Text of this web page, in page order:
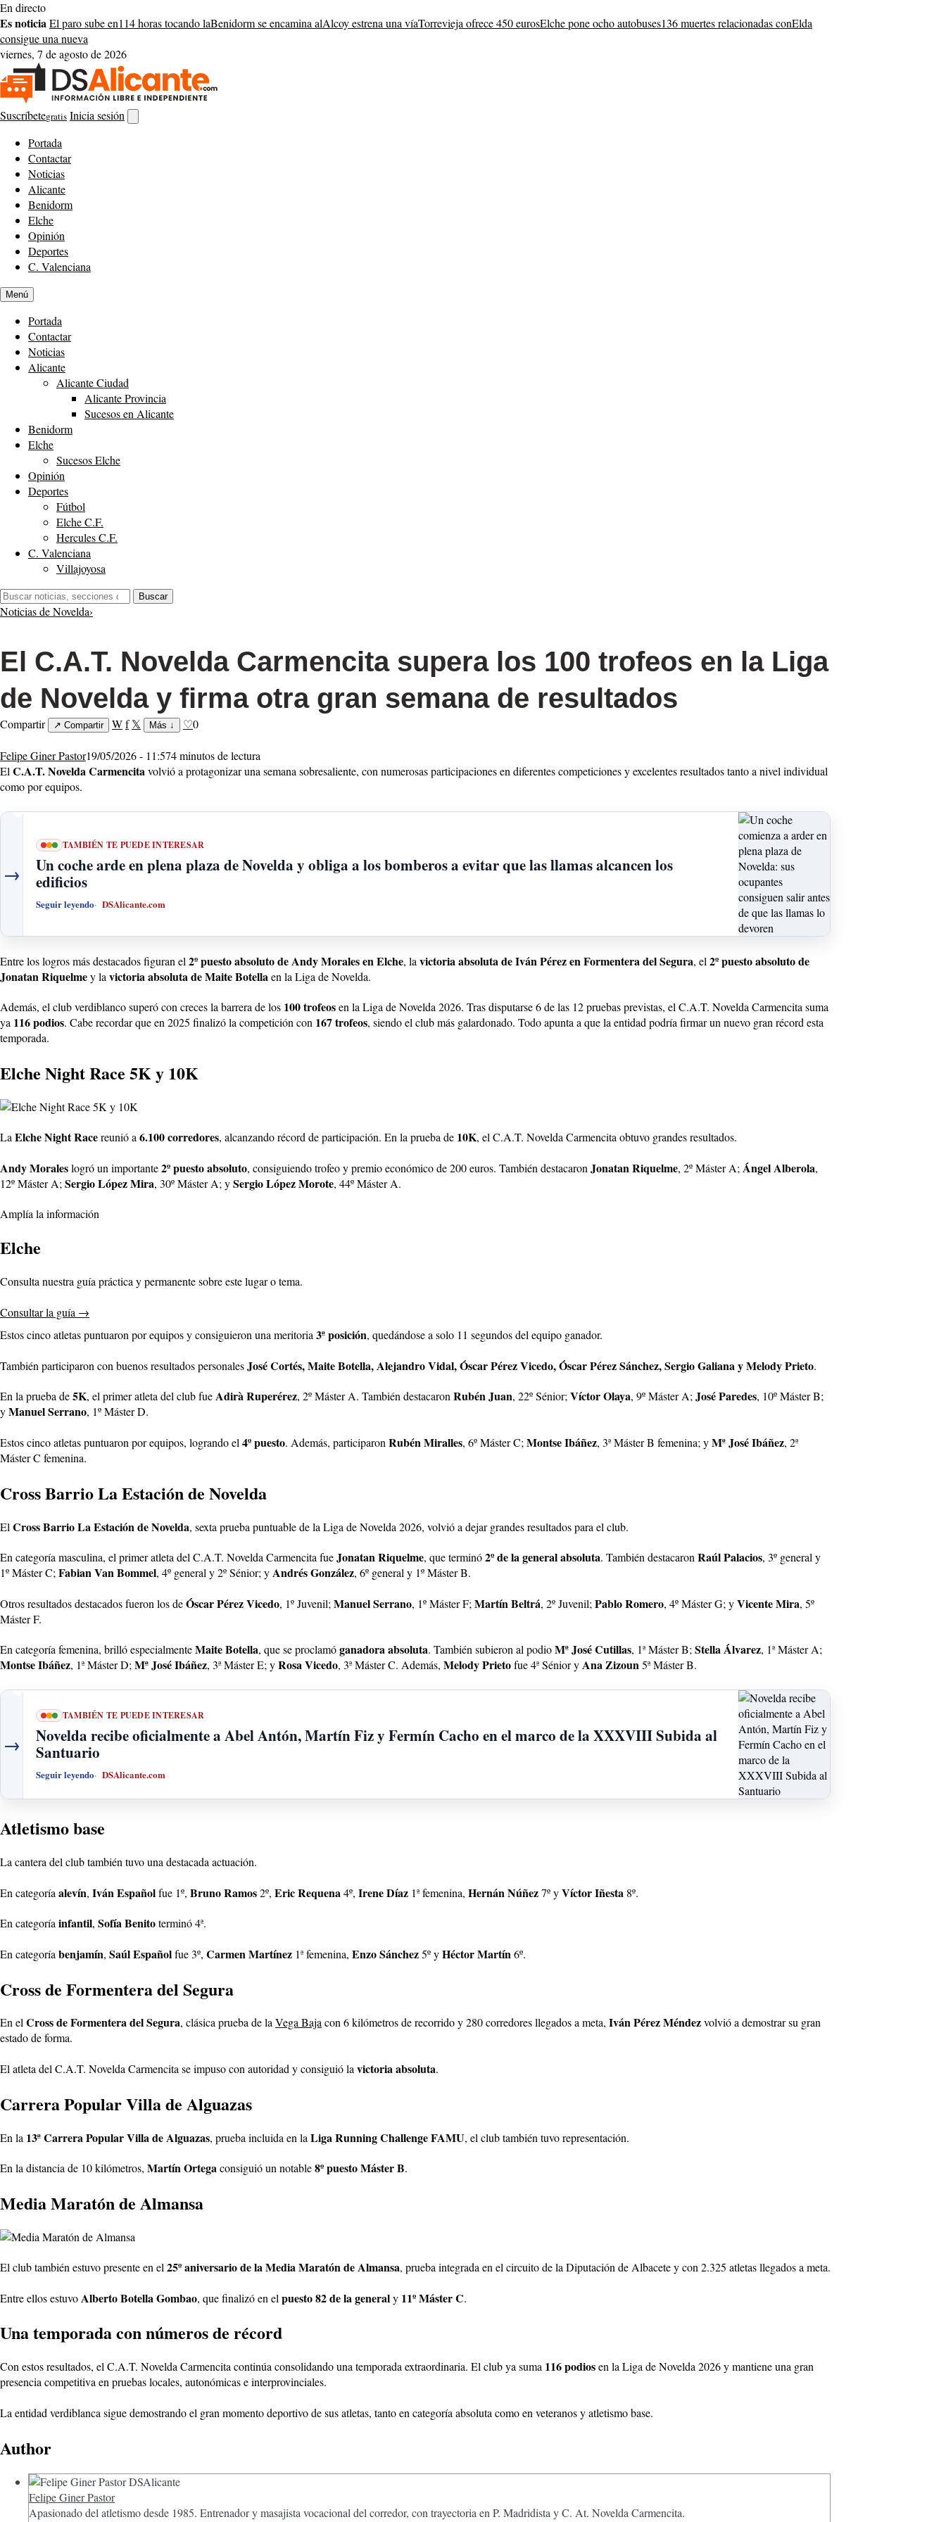
Saltar
al
contenido
En directo
Es noticiaEl paro sube en114 horas tocando laBenidorm se encamina alAlcoy estrena una víaTorrevieja ofrece 450 eurosElche pone ocho autobuses136 muertes relacionadas conElda
consigue una nueva
viernes, 7 de agosto de 2026
Suscríbetegratis Inicia sesión
buscador
Portada
Contactar
Noticias
Alicante
Benidorm
Elche
Opinión
Deportes
C. Valenciana
Menú
Portada
Contactar
Noticias
Alicante
Alicante Ciudad
Alicante Provincia
Sucesos en Alicante
Benidorm
Elche
Sucesos Elche
Opinión
Deportes
Fútbol
Elche C.F.
Hercules C.F.
C. Valenciana
Villajoyosa
Buscar:
Buscar
Noticias de Novelda›
El C.A.T. Novelda Carmencita supera los 100 trofeos en la Liga
de Novelda y firma otra gran semana de resultados
Compartir ↗ Compartir Wf 𝕏 Más ↓ ♡0
Felipe Giner Pastor19/05/2026 - 11:574 minutos de lectura
El C.A.T. Novelda Carmencita volvió a protagonizar una semana sobresaliente, con numerosas participaciones en diferentes competiciones y excelentes resultados tanto a nivel individual
como por equipos.
→
TAMBIÉN TE PUEDE INTERESAR
Un coche arde en plena plaza de Novelda y obliga a los bomberos a evitar que las llamas alcancen los
edificios
Seguir leyendo DSAlicante.com
Entre los logros más destacados figuran el 2º puesto absoluto de Andy Morales en Elche, la victoria absoluta de Iván Pérez en Formentera del Segura, el 2º puesto absoluto de
Jonatan Riquelmey la victoria absoluta de Maite Botella en la Liga de Novelda.
Además, el club verdiblanco superó con creces la barrera de los 100 trofeosen la Liga de Novelda 2026. Tras disputarse 6 de las 12 pruebas previstas, el C.A.T. Novelda Carmencita suma
ya 116 podios. Cabe recordar que en 2025 finalizó la competición con 167 trofeos, siendo el club más galardonado. Todo apunta a que la entidad podría firmar un nuevo gran récord esta
temporada.
Elche Night Race 5K y 10K
LaElche Night Racereunió a6.100 corredores, alcanzando récord de participación. En la prueba de 10K, el C.A.T. Novelda Carmencita obtuvo grandes resultados.
Andy Moraleslogró un importante2º puesto absoluto, consiguiendo trofeo y premio económico de 200 euros. También destacaron Jonatan Riquelme, 2º Máster A; Ángel Alberola,
12º Máster A; Sergio López Mira, 30º Máster A; ySergio López Morote, 44º Máster A.
Amplía la información
Elche
Consulta nuestra guía práctica y permanente sobre este lugar o tema.
Consultar la guía →
Estos cinco atletas puntuaron por equipos y consiguieron una meritoria3ª posición, quedándose a solo 11 segundos del equipo ganador.
También participaron con buenos resultados personalesJosé Cortés, Maite Botella, Alejandro Vidal, Óscar Pérez Vicedo, Óscar Pérez Sánchez, Sergio Galiana y Melody Prieto.
En la prueba de5K, el primer atleta del club fueAdirà Ruperérez, 2º Máster A. También destacaronRubén Juan, 22º Sénior;Víctor Olaya, 9º Máster A;José Paredes, 10º Máster B;
yManuel Serrano, 1º Máster D.
Estos cinco atletas puntuaron por equipos, logrando el 4º puesto. Además, participaron Rubén Miralles, 6º Máster C; Montse Ibáñez, 3ª Máster B femenina; yMª José Ibáñez, 2ª
Máster C femenina.
Cross Barrio La Estación de Novelda
El Cross Barrio La Estación de Novelda, sexta prueba puntuable de la Liga de Novelda 2026, volvió a dejar grandes resultados para el club.
En categoría masculina, el primer atleta del C.A.T. Novelda Carmencita fueJonatan Riquelme, que terminó2º de la general absoluta. También destacaron Raúl Palacios, 3º general y
1º Máster C; Fabian Van Bommel, 4º general y 2º Sénior; yAndrés González, 6º general y 1º Máster B.
Otros resultados destacados fueron los deÓscar Pérez Vicedo, 1º Juvenil; Manuel Serrano, 1º Máster F; Martín Beltrá, 2º Juvenil; Pablo Romero, 4º Máster G; yVicente Mira, 5º
Máster F.
En categoría femenina, brilló especialmenteMaite Botella, que se proclamóganadora absoluta. También subieron al podioMª José Cutillas, 1ª Máster B;Stella Álvarez, 1ª Máster A;
Montse Ibáñez, 1ª Máster D;Mª José Ibáñez, 3ª Máster E; yRosa Vicedo, 3ª Máster C. Además, Melody Prietofue 4ª Sénior yAna Zizoun5ª Máster B.
→
TAMBIÉN TE PUEDE INTERESAR
Novelda recibe oficialmente a Abel Antón, Martín Fiz y Fermín Cacho en el marco de la XXXVIII Subida al
Santuario
Seguir leyendo DSAlicante.com
Atletismo base
La cantera del club también tuvo una destacada actuación.
En categoría alevín, Iván Españolfue 1º, Bruno Ramos2º, Eric Requena4º, Irene Díaz 1ª femenina, Hernán Núñez7º yVíctor Iñesta 8º.
En categoríainfantil, Sofía Benitoterminó 4ª.
En categoría benjamín, Saúl Españolfue 3º, Carmen Martínez 1ª femenina, Enzo Sánchez5º yHéctor Martín6º.
Cross de Formentera del Segura
En elCross de Formentera del Segura, clásica prueba de laVega Bajacon 6 kilómetros de recorrido y 280 corredores llegados a meta, Iván Pérez Méndezvolvió a demostrar su gran
estado de forma.
El atleta del C.A.T. Novelda Carmencita se impuso con autoridad y consiguió la victoria absoluta.
Carrera Popular Villa de Alguazas
En la 13ª Carrera Popular Villa de Alguazas, prueba incluida en la Liga Running Challenge FAMU, el club también tuvo representación.
En la distancia de 10 kilómetros, Martín Ortegaconsiguió un notable8º puesto Máster B.
Media Maratón de Almansa
El club también estuvo presente en el25º aniversario de la Media Maratón de Almansa, prueba integrada en el circuito de la Diputación de Albacete y con 2.325 atletas llegados a meta.
Entre ellos estuvoAlberto Botella Gombao, que finalizó en el puesto 82 de la generaly 11º Máster C.
Una temporada con números de récord
Con estos resultados, el C.A.T. Novelda Carmencita continúa consolidando una temporada extraordinaria. El club ya suma 116 podiosen la Liga de Novelda 2026 y mantiene una gran
presencia competitiva en pruebas locales, autonómicas e interprovinciales.
La entidad verdiblanca sigue demostrando el gran momento deportivo de sus atletas, tanto en categoría absoluta como en veteranos y atletismo base.
Author
Felipe Giner Pastor
Apasionado del atletismo desde 1985. Entrenador y masajista vocacional del corredor, con trayectoria en P. Madridista y C. At. Novelda Carmencita.